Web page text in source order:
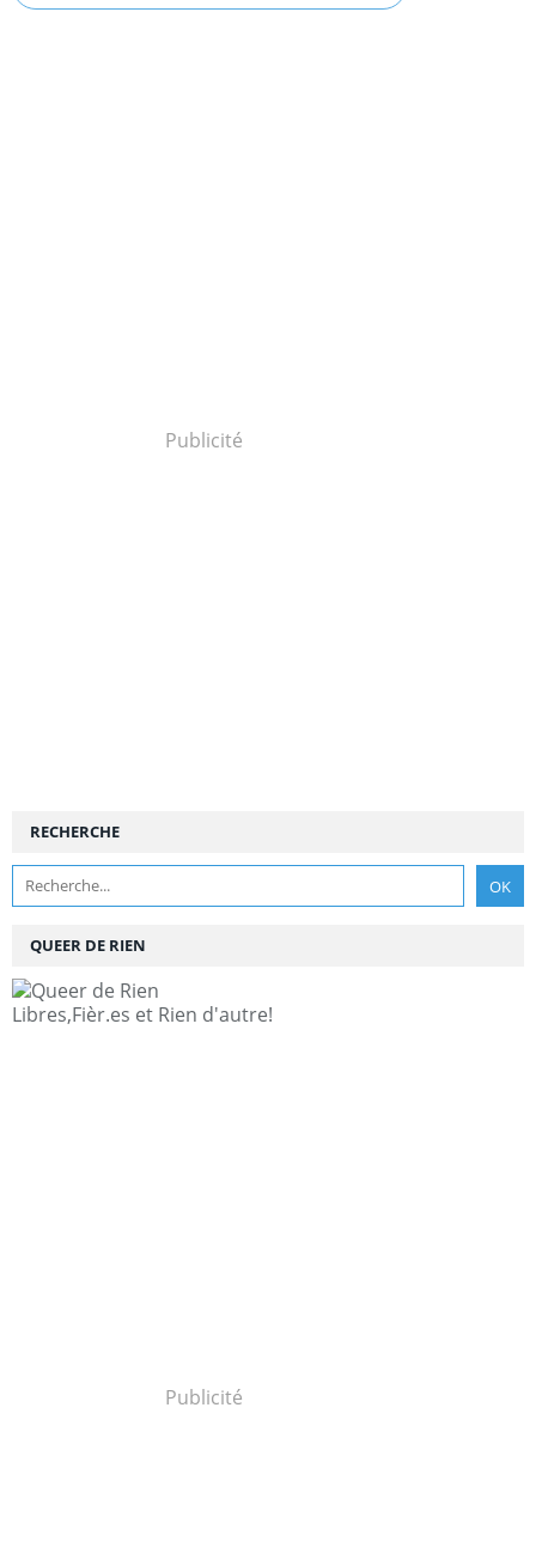
Publicité
RECHERCHE
QUEER DE RIEN
Libres,Fièr.es et Rien d'autre!
Publicité